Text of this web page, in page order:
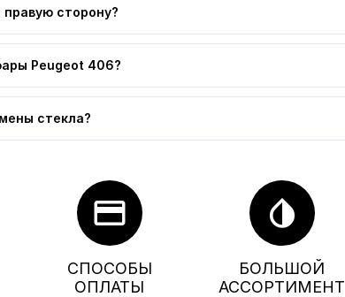
сторону?
Peugeot 406?
стекла?
credit_card
СПОСОБЫ
ОПЛАТЫ
invert_colors
БОЛЬШОЙ
АССОРТИМЕНТ